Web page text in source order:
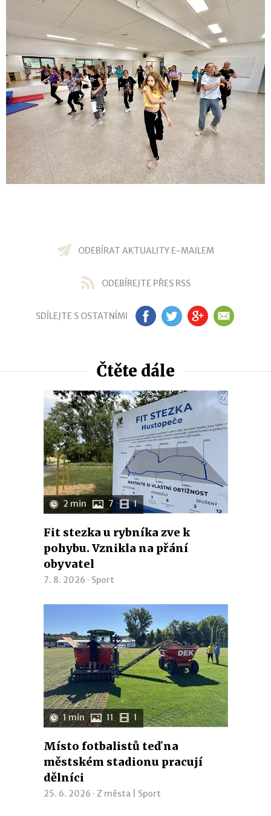
ODEBÍRAT AKTUALITY E-MAILEM
ODEBÍREJTE PŘES RSS
SDÍLEJTE S OSTATNÍMI FB TW GP EM
Čtěte dále
2 min 7 1
Fit stezka u rybníka zve k
pohybu. Vznikla na přání
obyvatel
7. 8. 2026 · Sport
1 min 11 1
Místo fotbalistů teď na
městském stadionu pracují
dělníci
25. 6. 2026 · Z města Sport